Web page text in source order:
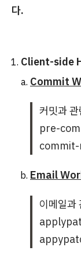
다.
Client-side
Commit
커밋과
pre-
Email
이메일과